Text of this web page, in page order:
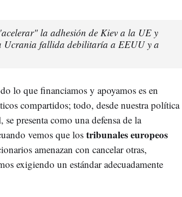
la adhesión de Kiev a la UE y
Ucrania fallida debilitaría a EEUU y a
lo que financiamos y apoyamos es en
compartidos; todo, desde nuestra política
presenta como una defensa de la
vemos que lostribunales europeos
amenazan con cancelar otras,
exigiendo un estándar adecuadamente